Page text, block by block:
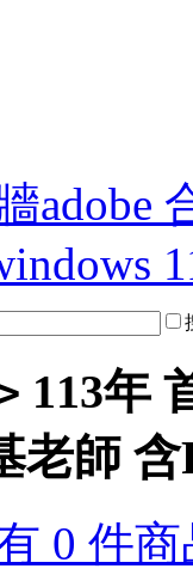
adobe
113年
老師
0 件